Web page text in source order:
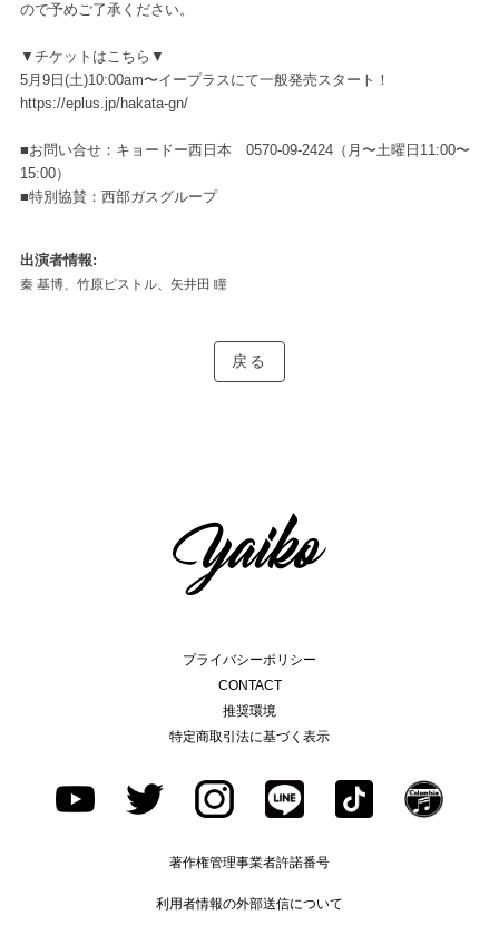
ので予めご了承ください。
▼チケットはこちら▼
5月9日(土)10:00am〜イープラスにて一般発売スタート！
https://eplus.jp/hakata-gn/
■お問い合せ：キョードー西日本 0570-09-2424（月〜土曜日11:00〜
15:00）
■特別協賛：西部ガスグループ
出演者情報
秦 基博、竹原ピストル、矢井田 瞳
戻る
プライバシーポリシー
CONTACT
推奨環境
特定商取引法に基づく表示
著作権管理事業者許諾番号
利用者情報の外部送信について